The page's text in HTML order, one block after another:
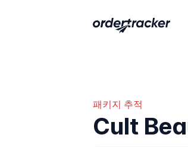
패키지 추적
Cult